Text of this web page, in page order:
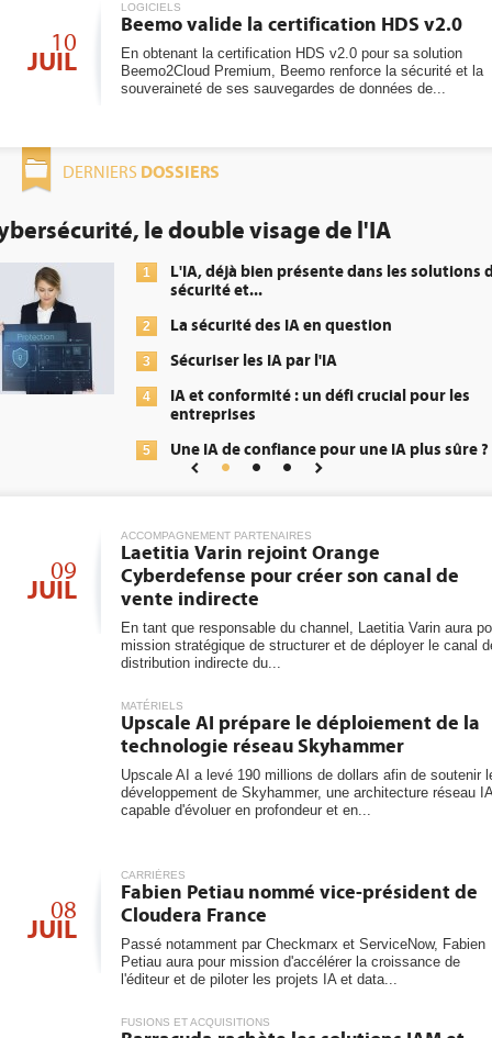
10
JUIL
LOGICIELS
Beemo valide la certification HDS v2.0
En obtenant la certification HDS v2.0 pour sa solution
Beemo2Cloud Premium, Beemo renforce la sécurité et la
souveraineté de ses sauvegardes de données de...
DERNIERS DOSSIERS
le double visage de l'IA
1
L'IA, déjà bien présente dans les solutions
sécurité et...
2 La sécurité des IA en question
3 Sécuriser les IA par l'IA
4
IA et conformité : un défi crucial pour les
entreprises
5 Une IA de confiance pour une IA plus sûre ?
09
JUIL
ACCOMPAGNEMENT PARTENAIRES
Laetitia Varin rejoint Orange
Cyberdefense pour créer son canal de
vente indirecte
En tant que responsable du channel, Laetitia Varin aura
mission stratégique de structurer et de déployer le canal
distribution indirecte du...
MATÉRIELS
Upscale AI prépare le déploiement de la
technologie réseau Skyhammer
Upscale AI a levé 190 millions de dollars afin de soutenir
développement de Skyhammer, une architecture réseau IA
capable d'évoluer en profondeur et en...
08
JUIL
CARRIÈRES
Fabien Petiau nommé vice-président de
Cloudera France
Passé notamment par Checkmarx et ServiceNow, Fabien
Petiau aura pour mission d'accélérer la croissance de
l'éditeur et de piloter les projets IA et data...
FUSIONS ET ACQUISITIONS